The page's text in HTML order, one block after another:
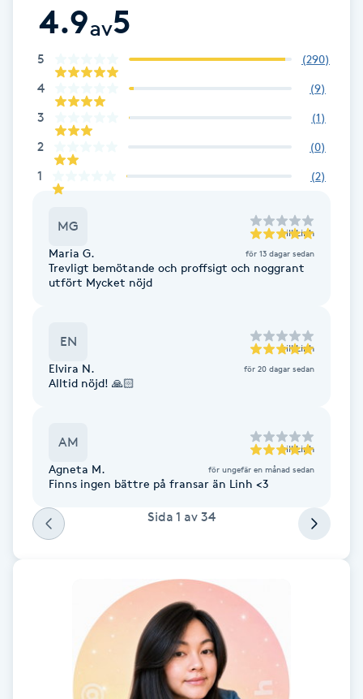
Face framing
Faceliftmassage
Fet hårbotten
Fettreducering
Fotsvamp
Fransborttagning
Fransfärgning
Fransförlängning Megavolym
Fransförlängning Volym
4.9av5
5 (290)
4 (9)
3 (1)
2 (0)
1 (2)
MG till Linh
Maria G. för 13 dagar sedan
Trevligt bemötande och proffsigt och noggrant
utfört Mycket nöjd
EN till Linh
Elvira N. för 20 dagar sedan
Alltid nöjd! 🙏🏻
AM till Linh
Agneta M. för ungefär en månad sedan
Finns ingen bättre på fransar än Linh <3
Sida 1 av 34